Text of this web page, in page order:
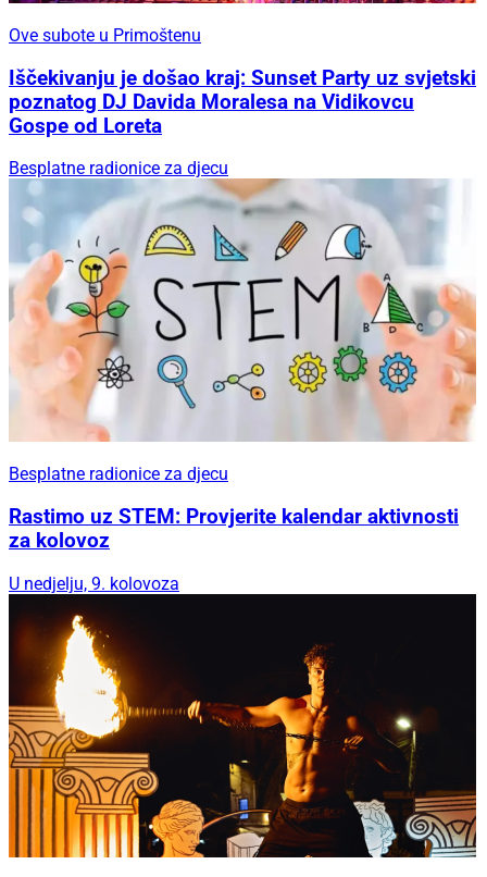
Ove subote u Primoštenu
Iščekivanju je došao kraj: Sunset Party uz svjetski
poznatog DJ Davida Moralesa na Vidikovcu
Gospe od Loreta
Besplatne radionice za djecu
Besplatne radionice za djecu
Rastimo uz STEM: Provjerite kalendar aktivnosti
za kolovoz
U nedjelju, 9. kolovoza